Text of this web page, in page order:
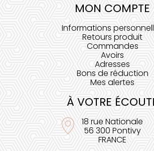
MON COMPTE
Informations
Retours produit
Commandes
Avoirs
Adresses
Bons de réduction
Mes alertes
À VOTRE
18 rue Nationale
56 300 Pontivy
FRANCE